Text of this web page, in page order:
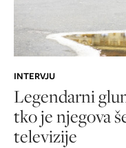
INTERVJU
Legendarni
tko je njegova
televizije